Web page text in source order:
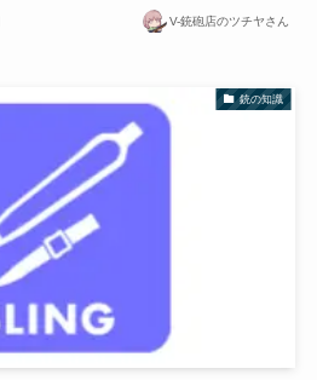
V-銃砲店のツチヤさん
銃の知識